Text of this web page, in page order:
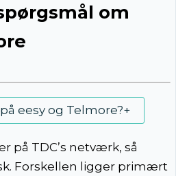
om
eesy og Telmore?+
på TDC’s netværk, så
Forskellen ligger primært